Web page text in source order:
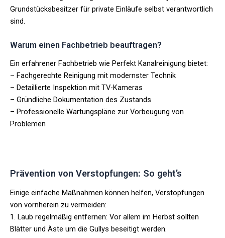
Grundstücksbesitzer für private Einläufe selbst verantwortlich
sind.
Warum einen Fachbetrieb beauftragen?
Ein erfahrener Fachbetrieb wie Perfekt Kanalreinigung bietet:
– Fachgerechte Reinigung mit modernster Technik
– Detaillierte Inspektion mit TV-Kameras
– Gründliche Dokumentation des Zustands
– Professionelle Wartungspläne zur Vorbeugung von
Problemen
Prävention von Verstopfungen: So geht’s
Einige einfache Maßnahmen können helfen, Verstopfungen
von vornherein zu vermeiden:
1. Laub regelmäßig entfernen: Vor allem im Herbst sollten
Blätter und Äste um die Gullys beseitigt werden.